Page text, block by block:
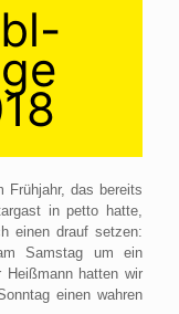
Frühjahr, das bereits
in petto hatte,
einen drauf setzen:
Samstag um ein
hatten wir
einen wahren